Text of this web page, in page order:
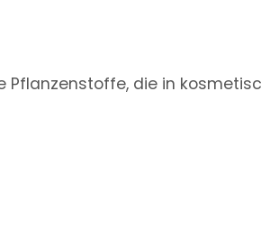
Pflanzenstoffe, die in